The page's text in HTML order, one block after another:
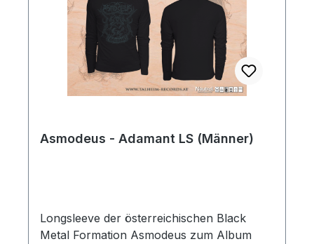
Asmodeus - Adamant LS (Männer)
Longsleeve der österreichischen Black
Metal Formation Asmodeus zum Album